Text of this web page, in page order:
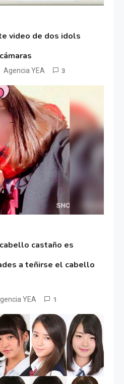
video de dos idols
Agencia YEA 3
castaño es
a teñirse el cabello
YEA 1